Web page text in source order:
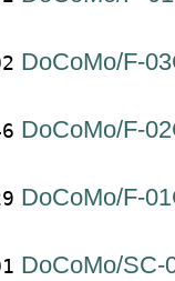
DoCoMo/F-
DoCoMo/F-
DoCoMo/F-
DoCoMo/SC-